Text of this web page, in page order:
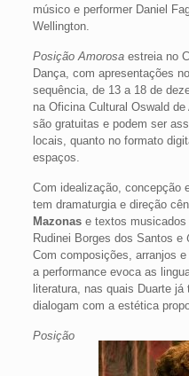
músico e performer Daniel
Wellington.
Posição Amorosaestreia no
Dança, com apresentações
sequência, de 13 a 18 de
na Oficina Cultural Oswald
são gratuitas e podem ser
locais, quanto no formato
espaços.
Com idealização, concepção
tem dramaturgia e direção
Mazonas e textos musicados
Rudinei Borges dos Santos e
Com composições, arranjos
a performance evoca as
literatura, nas quais Duarte
dialogam com a estética
Posição